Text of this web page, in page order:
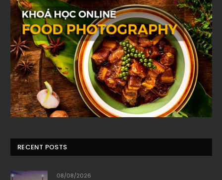
RECENT POSTS
08/08/2026